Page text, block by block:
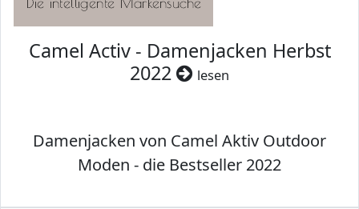
Camel Activ - Damenjacken Herbst
2022
lesen
Damenjacken von Camel Aktiv Outdoor
Moden - die Bestseller 2022